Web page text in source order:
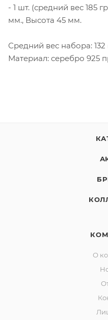
- 1 шт. (средний вес 185
мм., Высота 45 мм.
Средний вес набора: 132
Материал: серебро 925
О